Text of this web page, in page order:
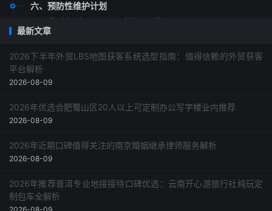
六、预防性维护计划
八、未来趋势：智能维修与数据驱动
九、总结
最新文章
2026下半年外贸LBS地图获客系统选型指南：值得信赖的外贸获客
平台解析
2026-08-09
2026年优选合肥蜀山区20人以上可定制办公写字楼业内推荐
2026-08-09
2026年近期口碑值得关注的南京婚姻继承律师服务解析
2026-08-09
2026年推荐普洱专业地接接待口碑优选：云南开心游旅行社纯玩定
制包车全解析